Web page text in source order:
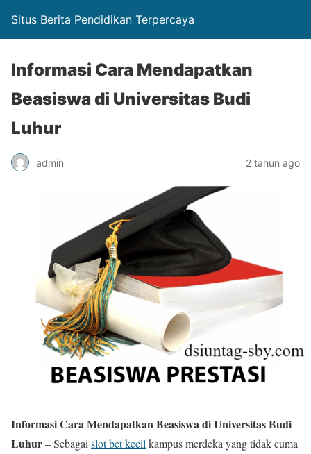
Situs Berita Pendidikan Terpercaya
Informasi Cara Mendapatkan
Beasiswa di Universitas Budi
Luhur
admin 2 tahun ago
Informasi Cara Mendapatkan Beasiswa di Universitas Budi
Luhur– Sebagai slot bet kecil kampus merdeka yang tidak cuma